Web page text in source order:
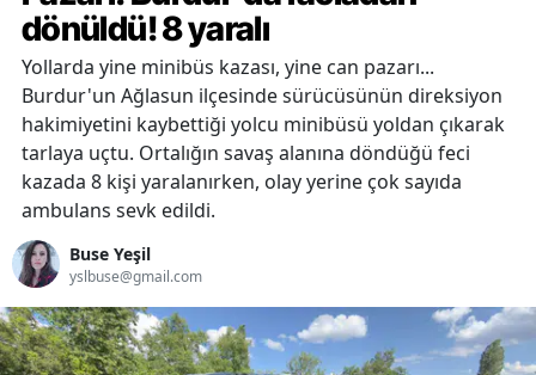
dönüldü! 8 yaralı
Yollarda yine minibüs kazası, yine can pazarı...
Burdur'un Ağlasun ilçesinde sürücüsünün direksiyon
hakimiyetini kaybettiği yolcu minibüsü yoldan çıkarak
tarlaya uçtu. Ortalığın savaş alanına döndüğü feci
kazada 8 kişi yaralanırken, olay yerine çok sayıda
ambulans sevk edildi.
Buse Yeşil
yslbuse@gmail.com